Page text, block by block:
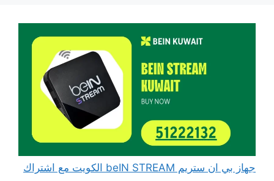
جهاز بي ان ستريم beIN STREAM الكويت مع اشتراك